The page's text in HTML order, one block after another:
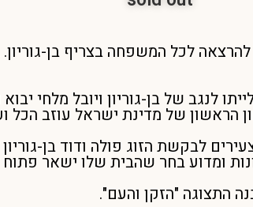
לכל המשפחה בצריף בן-
מציינים את שנת ה-70 לעלייתו לנגב של בן-גוריון
של מדינת ישראל עוזב הכל
לבקשת הזוג פולה ודוד בן-
ומדוע בחר שהבית שלו ישאר פתוח
התצוגה "הזקן והעם".